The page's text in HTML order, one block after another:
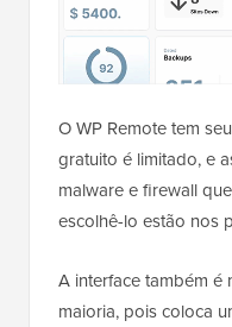
O WP Remote tem
gratuito é limitado, e
malware e firewall
escolhê-lo estão nos
A interface também é
maioria, pois coloca